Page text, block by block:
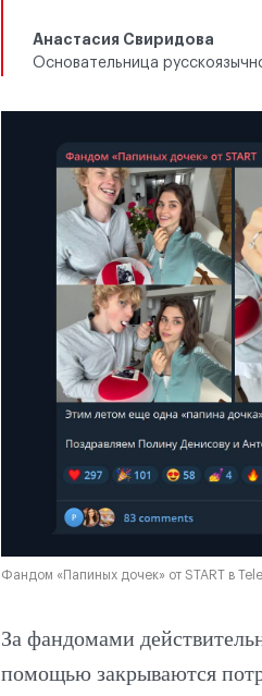
Анастасия Свиридова
Основательница
Фандом «Папиных дочек» от START в
За фандомами
помощью закрываются